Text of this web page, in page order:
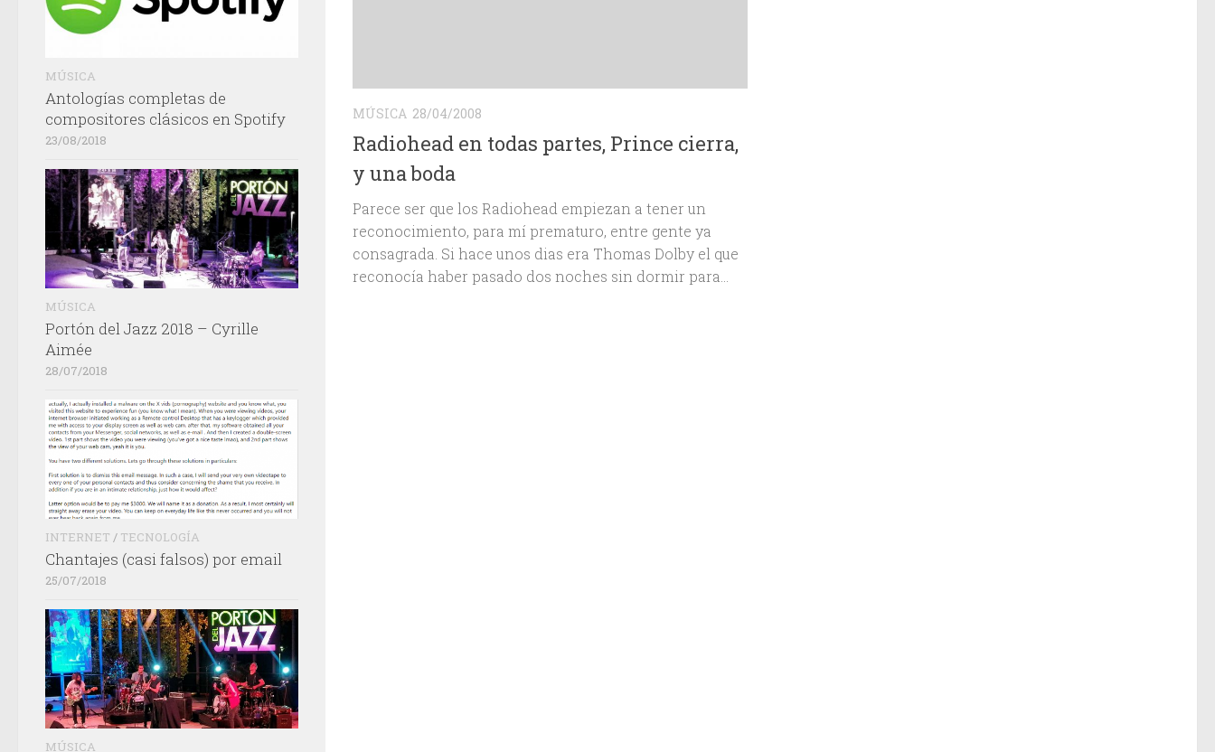
MÚSICA 28/04/2008
Radiohead en todas partes, Prince cierra,
y una boda
Parece ser que los Radiohead empiezan a tener un
reconocimiento, para mí prematuro, entre gente ya
consagrada. Si hace unos dias era Thomas Dolby el que
reconocía haber pasado dos noches sin dormir para...
MÚSICA
Antologías completas de
compositores clásicos en Spotify
23/08/2018
MÚSICA
Portón del Jazz 2018 – Cyrille
Aimée
28/07/2018
INTERNET / TECNOLOGÍA
Chantajes (casi falsos) por email
25/07/2018
MÚSICA